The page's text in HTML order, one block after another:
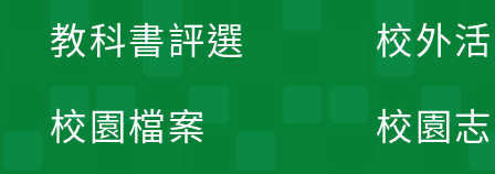
教科書評選
校園檔案
校外
校園